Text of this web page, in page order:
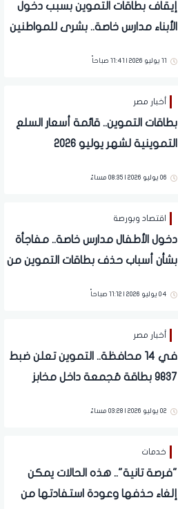
إيقاف بطاقات التموين بسبب دخول
الأبناء مدارس خاصة.. بشرى للمواطنين
11 يوليو 2026 | 11:41 صباحاً
أخبار مصر
بطاقات التموين.. قائمة أسعار السلع
التموينية لشهر يوليو 2026
06 يوليو 2026 | 08:35 مساءً
اقتصاد وبورصة
دخول الأطفال مدارس خاصة.. مفاجأة
بشأن أسباب حذف بطاقات التموين من
04 يوليو 2026 | 11:12 صباحاً
أخبار مصر
في 14 محافظة.. التموين تعلن ضبط
9837 بطاقة مُجمعة داخل مخابز
02 يوليو 2026 | 03:28 مساءً
خدمات
"فرصة تانية".. هذه الحالات يمكن
إلغاء حذفها وعودة استفادتها من